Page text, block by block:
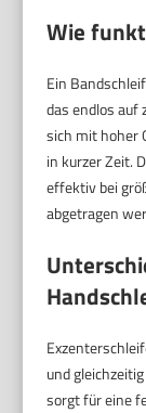
Wie
Ein
das endlos auf
sich mit hoher
in kurzer Zeit.
effektiv bei
abgetragen
und
sorgt für eine